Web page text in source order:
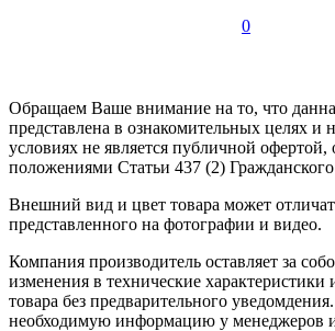
0
Обращаем Ваше внимание на то, что
представлена в ознакомительных целях и
условиях не является публичной офертой,
положениями Статьи 437 (2)
Внешний вид и цвет товара может
представленного на фотографии и видео.
Компания производитель оставляет за
изменения в технические
товара без предварительного
необходимую информацию у менеджеров и